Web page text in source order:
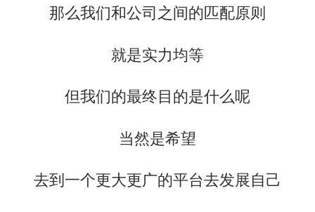
那么我们和公司之间的匹配原则
就是实力均等
但我们的最终目的是什么呢
当然是希望
去到一个更大更广的平台去发展自己